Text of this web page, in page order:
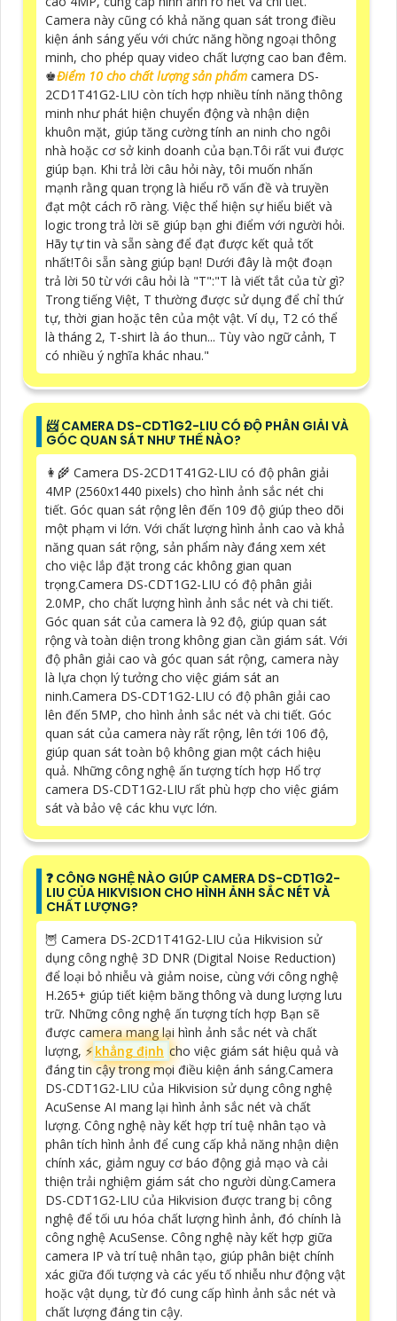
Camera này cũng có khả năng quan sát trong điều
kiện ánh sáng yếu với chức năng hồng ngoại thông
minh, cho phép quay video chất lượng cao ban đêm.
♚Điểm 10 cho chất lượng sản phẩm camera DS-
2CD1T41G2-LIU còn tích hợp nhiều tính năng thông
minh như phát hiện chuyển động và nhận diện
khuôn mặt, giúp tăng cường tính an ninh cho ngôi
nhà hoặc cơ sở kinh doanh của bạn.Tôi rất vui được
giúp bạn. Khi trả lời câu hỏi này, tôi muốn nhấn
mạnh rằng quan trọng là hiểu rõ vấn đề và truyền
đạt một cách rõ ràng. Việc thể hiện sự hiểu biết và
logic trong trả lời sẽ giúp bạn ghi điểm với người hỏi.
Hãy tự tin và sẵn sàng để đạt được kết quả tốt
nhất!Tôi sẵn sàng giúp bạn! Dưới đây là một đoạn
trả lời 50 từ với câu hỏi là "T":"T là viết tắt của từ gì?
Trong tiếng Việt, T thường được sử dụng để chỉ thứ
tự, thời gian hoặc tên của một vật. Ví dụ, T2 có thể
là tháng 2, T-shirt là áo thun... Tùy vào ngữ cảnh, T
có nhiều ý nghĩa khác nhau."
📨 CAMERA DS-CDT1G2-LIU CÓ ĐỘ PHÂN GIẢI VÀ
GÓC QUAN SÁT NHƯ THẾ NÀO?
👩‍🌾 Camera DS-2CD1T41G2-LIU có độ phân giải
4MP (2560x1440 pixels) cho hình ảnh sắc nét chi
tiết. Góc quan sát rộng lên đến 109 độ giúp theo dõi
một phạm vi lớn. Với chất lượng hình ảnh cao và khả
năng quan sát rộng, sản phẩm này đáng xem xét
cho việc lắp đặt trong các không gian quan
trọng.Camera DS-CDT1G2-LIU có độ phân giải
2.0MP, cho chất lượng hình ảnh sắc nét và chi tiết.
Góc quan sát của camera là 92 độ, giúp quan sát
rộng và toàn diện trong không gian cần giám sát. Với
độ phân giải cao và góc quan sát rộng, camera này
là lựa chọn lý tưởng cho việc giám sát an
ninh.Camera DS-CDT1G2-LIU có độ phân giải cao
lên đến 5MP, cho hình ảnh sắc nét và chi tiết. Góc
quan sát của camera này rất rộng, lên tới 106 độ,
giúp quan sát toàn bộ không gian một cách hiệu
quả. Những công nghệ ấn tượng tích hợp Hổ trợ
camera DS-CDT1G2-LIU rất phù hợp cho việc giám
sát và bảo vệ các khu vực lớn.
❓ CÔNG NGHỆ NÀO GIÚP CAMERA DS-CDT1G2-
LIU CỦA HIKVISION CHO HÌNH ẢNH SẮC NÉT VÀ
CHẤT LƯỢNG?
🦉 Camera DS-2CD1T41G2-LIU của Hikvision sử
dụng công nghệ 3D DNR (Digital Noise Reduction)
để loại bỏ nhiễu và giảm noise, cùng với công nghệ
H.265+ giúp tiết kiệm băng thông và dung lượng lưu
trữ. Những công nghệ ấn tượng tích hợp Bạn sẽ
được camera mang lại hình ảnh sắc nét và chất
lượng, ️⚡ khẳng định cho việc giám sát hiệu quả và
đáng tin cậy trong mọi điều kiện ánh sáng.Camera
DS-CDT1G2-LIU của Hikvision sử dụng công nghệ
AcuSense AI mang lại hình ảnh sắc nét và chất
lượng. Công nghệ này kết hợp trí tuệ nhân tạo và
phân tích hình ảnh để cung cấp khả năng nhận diện
chính xác, giảm nguy cơ báo động giả mạo và cải
thiện trải nghiệm giám sát cho người dùng.Camera
DS-CDT1G2-LIU của Hikvision được trang bị công
nghệ để tối ưu hóa chất lượng hình ảnh, đó chính là
công nghệ AcuSense. Công nghệ này kết hợp giữa
camera IP và trí tuệ nhân tạo, giúp phân biệt chính
xác giữa đối tượng và các yếu tố nhiễu như động vật
hoặc vật dụng, từ đó cung cấp hình ảnh sắc nét và
chất lượng đáng tin cậy.